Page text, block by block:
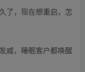
了，现在想重启，怎
威，睡眠客户都唤醒